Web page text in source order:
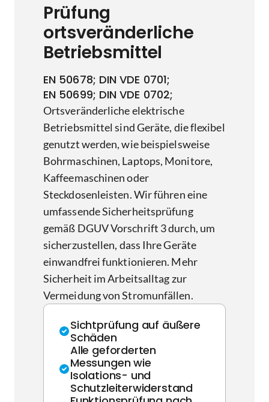
Prüfung
ortsveränderliche
Betriebsmittel
EN 50678; DIN VDE 0701;
EN 50699; DIN VDE 0702;
Ortsveränderliche elektrische
Betriebsmittel sind Geräte, die flexibel
genutzt werden, wie beispielsweise
Bohrmaschinen, Laptops, Monitore,
Kaffeemaschinen oder
Steckdosenleisten. Wir führen eine
umfassende Sicherheitsprüfung
gemäß DGUV Vorschrift 3 durch, um
sicherzustellen, dass Ihre Geräte
einwandfrei funktionieren. Mehr
Sicherheit im Arbeitsalltag zur
Vermeidung von Stromunfällen.
Sichtprüfung auf äußere
Schäden
Alle geforderten
Messungen wie
Isolations- und
Schutzleiterwiderstand